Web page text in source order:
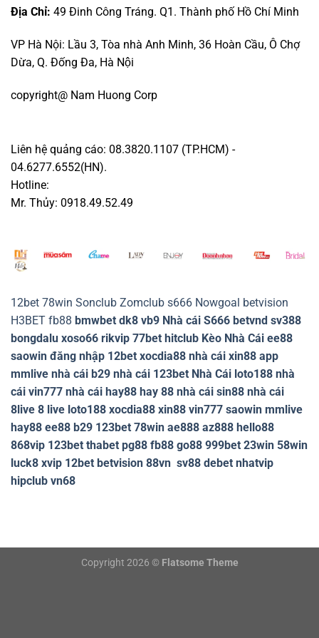
Địa Chỉ: 49 Đinh Công Tráng. Q1. Thành phố Hồ Chí Minh
VP Hà Nội: Lầu 3, Tòa nhà Anh Minh, 36 Hoàn Cầu, Ô Chợ
Dừa, Q. Đống Đa, Hà Nội
copyright@ Nam Huong Corp
Liên hệ quảng cáo: 08.3820.1107 (TP.HCM) -
04.6277.6552(HN).
Hotline:
Mr. Thủy: 0918.49.52.49
12bet 78win Sonclub Zomclub s666 Nowgoal betvision
H3BET fb88 bmwbet dk8 vb9 Nhà cái S666 betvnd sv388
bongdalu xoso66 rikvip 77bet hitclub Kèo Nhà Cái ee88
saowin đăng nhập 12bet xocdia88 nhà cái xin88 app
mmlive nhà cái b29 nhà cái 123bet Nhà Cái loto188 nhà
cái vin777 nhà cái hay88 hay 88 nhà cái sin88 nhà cái
8live 8 live loto188 xocdia88 xin88 vin777 saowin mmlive
hay88 ee88 b29 123bet 78win ae888 az888 hello88
868vip 123bet thabet pg88 fb88 go88 999bet 23win 58win
luck8 xvip 12bet betvision 88vn sv88 debet nhatvip
hipclub vn68
Copyright 2026 © Flatsome Theme